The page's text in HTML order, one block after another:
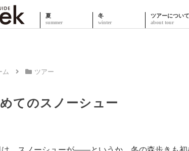
夏 冬 ツアーについて
ム ツアー
てのスノーシュー